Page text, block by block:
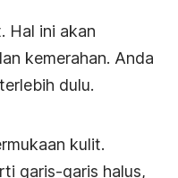
Hal ini akan
kemerahan. Anda
dulu.
kulit.
garis-garis halus,